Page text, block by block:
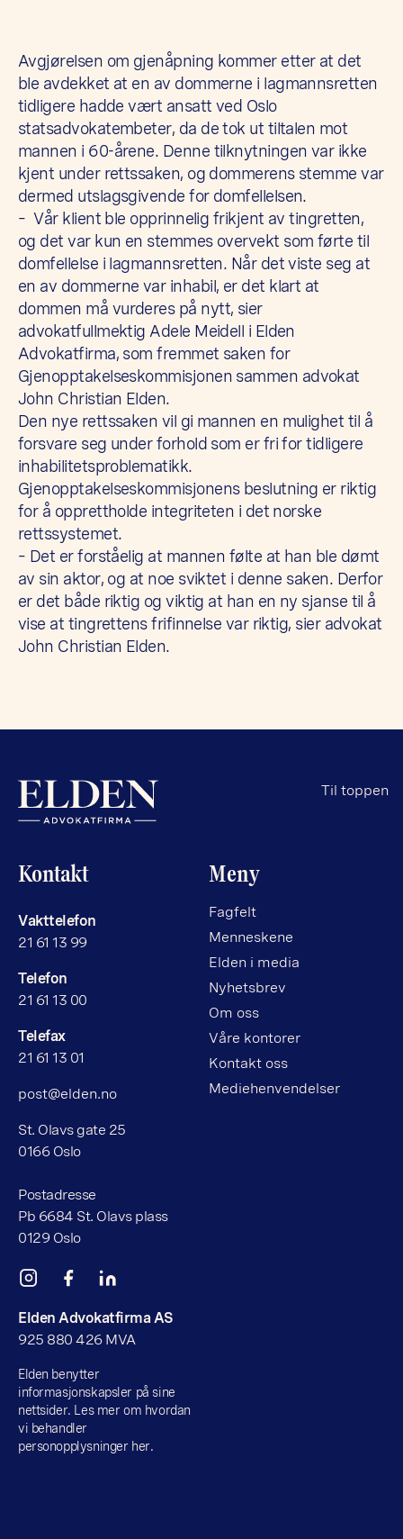
Avgjørelsen om gjenåpning kommer etter at det
ble avdekket at en av dommerne i lagmannsretten
tidligere hadde vært ansatt ved Oslo
statsadvokatembeter, da de tok ut tiltalen mot
mannen i 60-årene. Denne tilknytningen var ikke
kjent under rettssaken, og dommerens stemme var
dermed utslagsgivende for domfellelsen.
– Vår klient ble opprinnelig frikjent av tingretten,
og det var kun en stemmes overvekt som førte til
domfellelse i lagmannsretten. Når det viste seg at
en av dommerne var inhabil, er det klart at
dommen må vurderes på nytt, sier
advokatfullmektig Adele Meidell i Elden
Advokatfirma, som fremmet saken for
Gjenopptakelseskommisjonen sammen advokat
John Christian Elden.
Den nye rettssaken vil gi mannen en mulighet til å
forsvare seg under forhold som er fri for tidligere
inhabilitetsproblematikk.
Gjenopptakelseskommisjonens beslutning er riktig
for å opprettholde integriteten i det norske
rettssystemet.
– Det er forståelig at mannen følte at han ble dømt
av sin aktor, og at noe sviktet i denne saken. Derfor
er det både riktig og viktig at han en ny sjanse til å
vise at tingrettens frifinnelse var riktig, sier advokat
John Christian Elden.
Til toppen
Kontakt
Vakttelefon
21 61 13 99
Telefon
21 61 13 00
Telefax
21 61 13 01
post@elden.no
St. Olavs gate 25
0166 Oslo
Postadresse
Pb 6684 St. Olavs plass
0129 Oslo
Elden Advokatfirma AS
925 880 426 MVA
Elden benytter
informasjonskapsler på sine
nettsider. Les mer om hvordan
vi behandler
personopplysninger her.
Meny
Fagfelt
Menneskene
Elden i media
Nyhetsbrev
Om oss
Våre kontorer
Kontakt oss
Mediehenvendelser